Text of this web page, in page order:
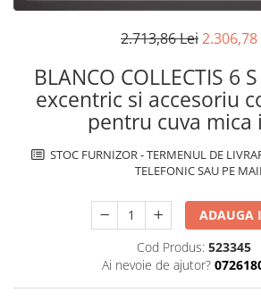
Cuptoare cu microunde
Hote cu montare in blat
Hote cu montare pe colt
Hote tip insula
Masini de spalat vase
Complet incorporabile
Partial incorporabile
Plite
Masini de spalat rufe slim
Uscatoare de rufe
Vitrine frigorifice si minibaruri
Pachete chiuvete si baterii
2.713,86 Lei2.306,78
BLANCO COLLECTIS 6
excentric si accesoriu
pentru cuva mica
STOC FURNIZOR - TERMENUL DE
TELEFONIC SAU PE
ADAUGA
Cod Produs: 523345
Ai nevoie de ajutor?